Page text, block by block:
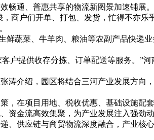
畅通、普惠共享的物流新图景加速铺展。
商户们开单、打包、发货，忙得不亦乐
蔬菜、牛羊肉、粮油等农副产品快递业
户提供收存分拣、订单配送等服务。”
涛介绍，园区将结合三河产业发展方向
，在项目用地、税收优惠、基础设施配
资金流高效集聚，为产业发展注入强劲动
、供应链与商贸物流深度融合，产业核